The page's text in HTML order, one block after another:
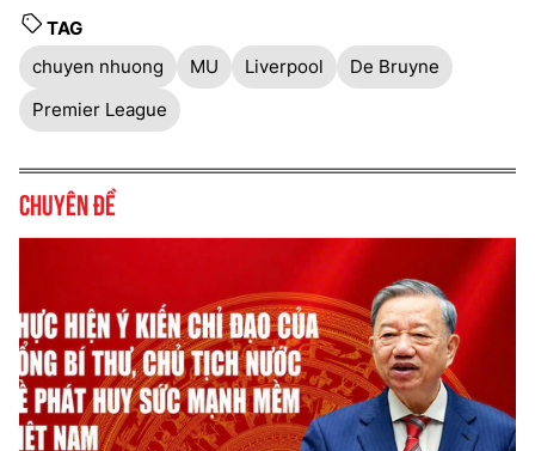
TAG
chuyen nhuong
MU Liverpool
De Bruyne
Premier League
Chuyên đề